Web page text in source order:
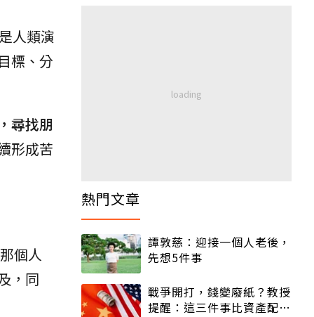
人類演
標、分
尋找朋
形成苦
個人
，同
熱門文章
譚敦慈：迎接一個人老後，
先想5件事
戰爭開打，錢變廢紙？教授
提醒：這三件事比資產配置